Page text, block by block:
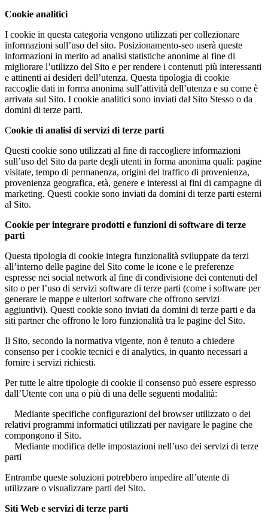
Cookie analitici
I cookie in questa categoria vengono utilizzati per collezionare
informazioni sull’uso del sito. Posizionamento-seo userà queste
informazioni in merito ad analisi statistiche anonime al fine di
migliorare l’utilizzo del Sito e per rendere i contenuti più interessanti
e attinenti ai desideri dell’utenza. Questa tipologia di cookie
raccoglie dati in forma anonima sull’attività dell’utenza e su come è
arrivata sul Sito. I cookie analitici sono inviati dal Sito Stesso o da
domini di terze parti.
Cookie di analisi di servizi di terze parti
Questi cookie sono utilizzati al fine di raccogliere informazioni
sull’uso del Sito da parte degli utenti in forma anonima quali: pagine
visitate, tempo di permanenza, origini del traffico di provenienza,
provenienza geografica, età, genere e interessi ai fini di campagne di
marketing. Questi cookie sono inviati da domini di terze parti esterni
al Sito.
Cookie per integrare prodotti e funzioni di software di terze
parti
Questa tipologia di cookie integra funzionalità sviluppate da terzi
all’interno delle pagine del Sito come le icone e le preferenze
espresse nei social network al fine di condivisione dei contenuti del
sito o per l’uso di servizi software di terze parti (come i software per
generare le mappe e ulteriori software che offrono servizi
aggiuntivi). Questi cookie sono inviati da domini di terze parti e da
siti partner che offrono le loro funzionalità tra le pagine del Sito.
Il Sito, secondo la normativa vigente, non è tenuto a chiedere
consenso per i cookie tecnici e di analytics, in quanto necessari a
fornire i servizi richiesti.
Per tutte le altre tipologie di cookie il consenso può essere espresso
dall’Utente con una o più di una delle seguenti modalità:
Mediante specifiche configurazioni del browser utilizzato o dei
relativi programmi informatici utilizzati per navigare le pagine che
compongono il Sito.
Mediante modifica delle impostazioni nell’uso dei servizi di terze
parti
Entrambe queste soluzioni potrebbero impedire all’utente di
utilizzare o visualizzare parti del Sito.
Siti Web e servizi di terze parti